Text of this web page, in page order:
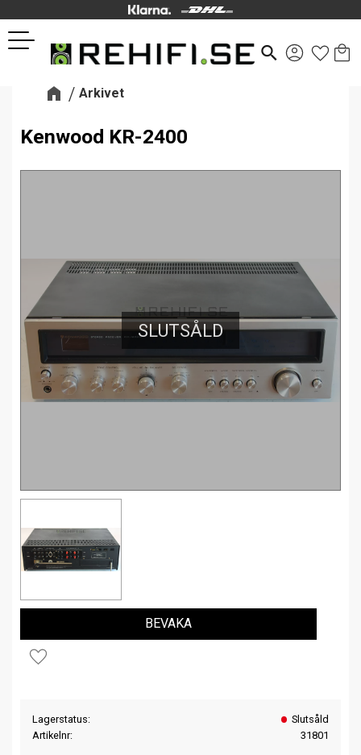
Meny
search
Arkivet
Kenwood KR-2400
SLUTSÅLD
Lägg till i favoriter
BEVAKA
Lagerstatus
Slutsåld
Artikelnr
31801